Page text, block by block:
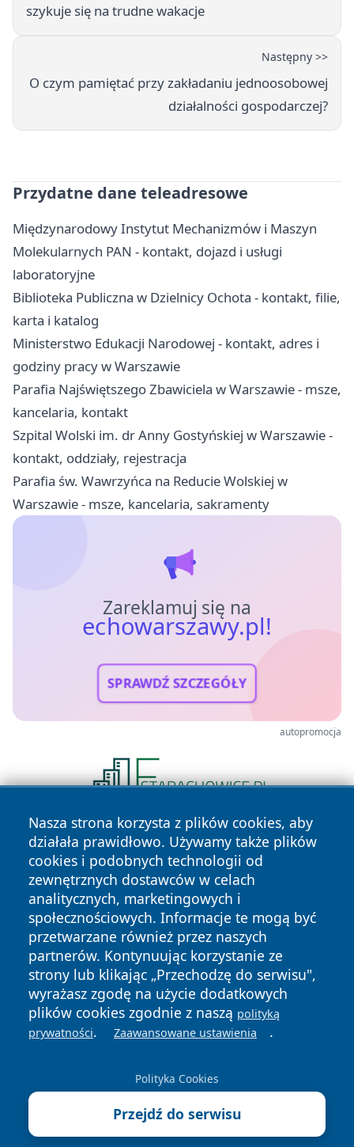
szykuje się na trudne wakacje
Następny >>
O czym pamiętać przy zakładaniu jednoosobowej
działalności gospodarczej?
Przydatne dane teleadresowe
Międzynarodowy Instytut Mechanizmów i Maszyn
Molekularnych PAN - kontakt, dojazd i usługi
laboratoryjne
Biblioteka Publiczna w Dzielnicy Ochota - kontakt, filie,
karta i katalog
Ministerstwo Edukacji Narodowej - kontakt, adres i
godziny pracy w Warszawie
Parafia Najświętszego Zbawiciela w Warszawie - msze,
kancelaria, kontakt
Szpital Wolski im. dr Anny Gostyńskiej w Warszawie -
kontakt, oddziały, rejestracja
Parafia św. Wawrzyńca na Reducie Wolskiej w
Warszawie - msze, kancelaria, sakramenty
Zareklamuj się na
echowarszawy.pl!
SPRAWDŹ SZCZEGÓŁY
autopromocja
Nasza strona korzysta z plików cookies, aby
działała prawidłowo. Używamy także plików
cookies i podobnych technologii od
zewnętrznych dostawców w celach
analitycznych, marketingowych i
społecznościowych. Informacje te mogą być
przetwarzane również przez naszych
partnerów. Kontynuując korzystanie ze
strony lub klikając „Przechodzę do serwisu",
wyrażasz zgodę na użycie dodatkowych
plików cookies zgodnie z naszą polityką
prywatności. Zaawansowane ustawienia .
Polityka Cookies
Przejdź do serwisu
Copyright © 2026 echowarszawy.pl Wszystkie prawa
zastrzeżone.
News Autorzy
Polityka
Prywatności
Polityka
Cookies